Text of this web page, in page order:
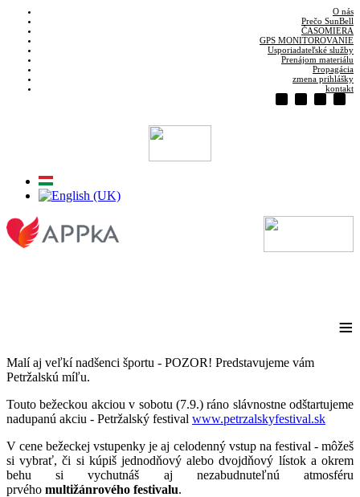
O nás
Prečo SunBell
ČASOMIERA
GPS MONITOROVANIE
Usporiadateľské služby
Prenájom materiálu
Propagácia
zmena prihlášky
kontakt
≡
Malí aj veľkí nadšenci športu - POZOR! Predstavujeme vám
Petržalskú míľu.
Touto bežeckou akciou v sobotu (7.9.) ráno slávnostne odštartujeme
nadupanú akciu - Petržalský festival www.petrzalskyfestival.sk
V cene bežeckej vstupenky je aj celodenný vstup na festival - môžeš
si vybrať, či si kúpiš jednodňový alebo dvojdňový lístok a okrem
behu si vychutnáš aj nezabudnuteľnú atmosféru
prvého multižánrového festivalu.